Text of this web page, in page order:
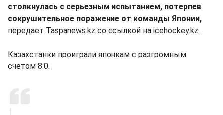
столкнулась с серьезным испытанием, потерпев
сокрушительное поражение от команды Японии,
передает Taspanews.kz со ссылкой на icehockey.kz.
Казахстанки проиграли японкам с разгромным
счетом 8:0.